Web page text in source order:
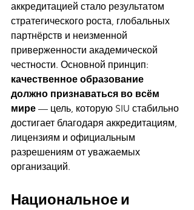
аккредитацией стало результатом
стратегического роста, глобальных
партнёрств и неизменной
приверженности академической
честности. Основной принцип:
качественное образование
должно признаваться во всём
мире — цель, которую SIU стабильно
достигает благодаря аккредитациям,
лицензиям и официальным
разрешениям от уважаемых
организаций.
Национальное и